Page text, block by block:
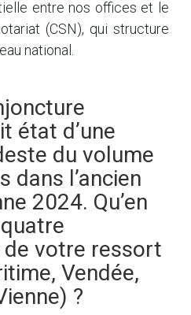
entre nos offices et le
(CSN), qui structure
national.
état d’une
du volume
dans l’ancien
2024. Qu’en
votre ressort
Vendée,
?